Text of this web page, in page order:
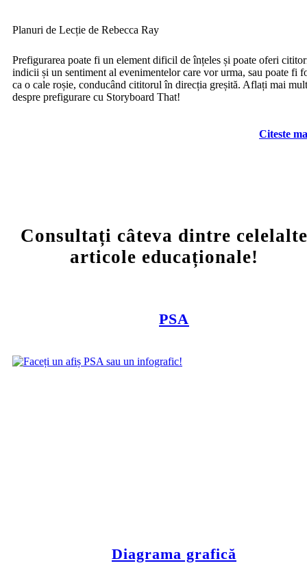
Planuri de Lecție de Rebecca Ray
Prefigurarea poate fi un element dificil de înțeles și poate oferi
indicii și un sentiment al evenimentelor care vor urma, sau poate fi
ca o cale roșie, conducând cititorul în direcția greșită. Aflați mai
despre prefigurare cu Storyboard That!
Citeste
Consultați câteva dintre celelalte
articole educaționale!
PSA
Diagrama grafică